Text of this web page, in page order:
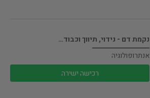
נקמת דם - נידוי, תיווך וכבוד…
אנתרופולוגיה
רכישה ישירה